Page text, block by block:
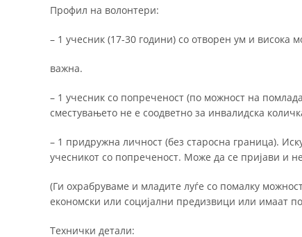
Профил на волонтери:
– 1 учесник (17-30 години) со отворен ум и висока
важна.
– 1 учесник со попреченост (по можност на
сместувањето не е соодветно за инвалидска
– 1 придружна личност (без старосна граница).
учесникот со попреченост. Може да се пријави и
(Ги охрабруваме и младите луѓе со помалку
економски или социјални предизвици или имаат
Технички детали: